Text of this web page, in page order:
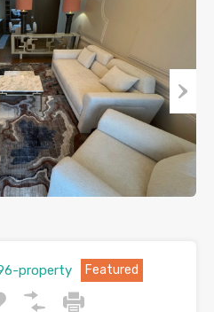
Next
property Featured